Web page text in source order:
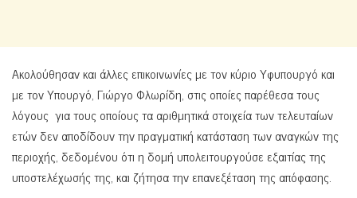
Ακολούθησαν και άλλες επικοινωνίες με τον κύριο Υφυπουργό και
με τον Υπουργό, Γιώργο Φλωρίδη, στις οποίες παρέθεσα τους
λόγους για τους οποίους τα αριθμητικά στοιχεία των τελευταίων
ετών δεν αποδίδουν την πραγματική κατάσταση των αναγκών της
περιοχής, δεδομένου ότι η δομή υπολειτουργούσε εξαιτίας της
υποστελέχωσής της, και ζήτησα την επανεξέταση της απόφασης.